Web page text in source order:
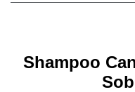
Shampoo